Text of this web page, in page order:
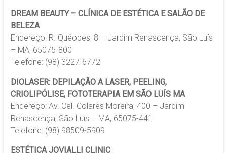
DREAM BEAUTY – CLÍNICA DE ESTÉTICA E SALÃO DE
BELEZA
Endereço: R. Quéopes, 8 – Jardim Renascença, São Luís
– MA, 65075-800
Telefone: (98) 3227-6772
DIOLASER: DEPILAÇÃO A LASER, PEELING,
CRIOLIPÓLISE, FOTOTERAPIA EM SÃO LUÍS MA
Endereço: Av. Cel. Colares Moreira, 400 – Jardim
Renascença, São Luís – MA, 65075-441
Telefone: (98) 98509-5909
ESTÉTICA JOVIALLI CLINIC